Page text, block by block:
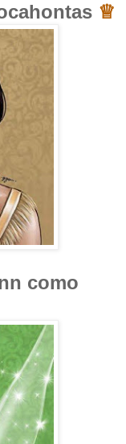
♕
como